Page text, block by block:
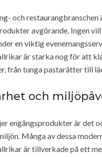
och restaurangbranschen
avgörande. Ingen
en viktig
är starka nog för att
från tunga pastarätter till
och
engångsprodukter är det
Många av dessa
är tillverkade på ett